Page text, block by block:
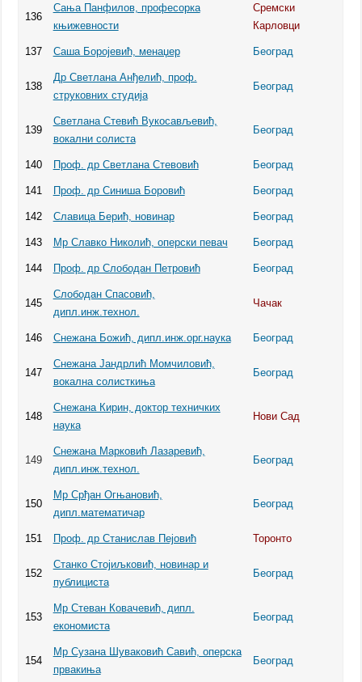
136
Сања Панфилов, професорка
књижевности
Сремски
Карловци
137 Саша Боројевић, менаџер Београд
138
Др Светлана Анђелић, проф.
струковних студија
Београд
139
Светлана Стевић Вукосављевић,
вокални солиста
Београд
140 Проф. др Светлана Стевовић Београд
141 Проф. др Синиша Боровић Београд
142 Славица Берић, новинар Београд
143 Мр Славко Николић, оперски певач Београд
144 Проф. др Слободан Петровић Београд
145
Слободан Спасовић,
дипл.инж.технол.
Чачак
146 Снежана Божић, дипл.инж.орг.наука Београд
147
Снежана Јандрлић Момчиловић,
вокална солисткиња
Београд
148
Снежана Кирин, доктор техничких
наука
Нови Сад
149
Снежана Марковић Лазаревић,
дипл.инж.технол.
Београд
150
Мр Срђан Огњановић,
дипл.математичар
Београд
151 Проф. др Станислав Пејовић Торонто
152
Станко Стојиљковић, новинар и
публициста
Београд
153
Мр Стеван Ковачевић, дипл.
економиста
Београд
154
Мр Сузана Шуваковић Савић, оперска
првакиња
Београд